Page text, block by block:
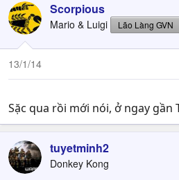
Scorpious
Mario & Luigi Lão Làng GVN
13/1/14
Sặc qua rồi mới nói, ở ngay gần
tuyetminh2
Donkey Kong